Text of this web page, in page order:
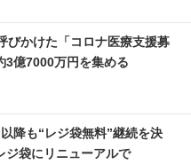
びかけた「コロナ医療支援募
億7000万円を集める
降も“レジ袋無料”継続を決
袋にリニューアルで